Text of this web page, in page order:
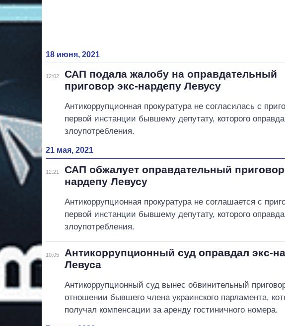
18 июня, 2021
12:02
САП подала жалобу на оправдательный
приговор экс-нардепу Левусу
Антикоррупционная прокуратура не согласилась с
первой инстанции бывшему депутату, которого
злоупотребления.
21 мая, 2021
12:21
САП обжалует оправдательный приговор
нардепу Левусу
Антикоррупционная прокуратура не соглашается с
первой инстанции бывшему депутату, которого
злоупотребления.
10:05
Антикоррупционный суд оправдал экс-
Левуса
Антикоррупционный суд вынес обвинительный
отношении бывшего члена украинского парламента,
получал компенсации за аренду гостиничного номера.